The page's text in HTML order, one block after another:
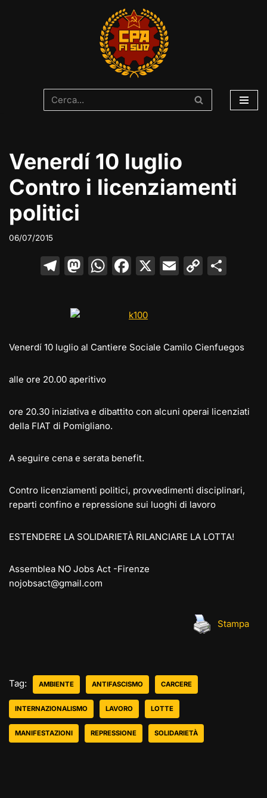
Venerdí 10 luglio
Contro i licenziamenti
politici
06/07/2015
T
e
gr
a
m
M
d
n
W
A
F
e
b
X E C
Li vi
di
Venerdí 10 luglio al Cantiere Sociale Camilo Cienfuegos
alle ore 20.00 aperitivo
ore 20.30 iniziativa e dibattito con alcuni operai licenziati
della FIAT di Pomigliano.
A seguire cena e serata benefit.
Contro licenziamenti politici, provvedimenti disciplinari,
reparti confino e repressione sui luoghi di lavoro
ESTENDERE LA SOLIDARIETÀ RILANCIARE LA LOTTA!
Assemblea NO Jobs Act -Firenze
nojobsact@gmail.com
Stampa
Tag: AMBIENTE ANTIFASCISMO CARCERE
INTERNAZIONALISMO LAVORO LOTTE
MANIFESTAZIONI REPRESSIONE SOLIDARIETÀ